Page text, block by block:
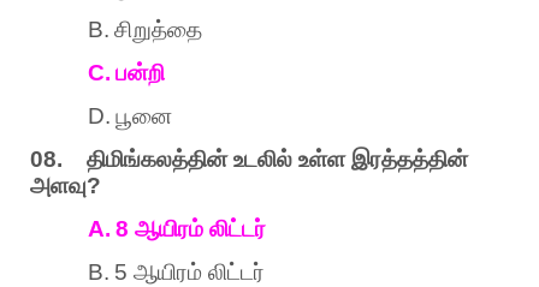
B. சிறுத்தை
C. பன்றி
D. பூனை
08. திமிங்கலத்தின் உடலில் உள்ள இரத்தத்தின்
அளவு?
A. 8 ஆயிரம் லிட்டர்
B. 5 ஆயிரம் லிட்டர்